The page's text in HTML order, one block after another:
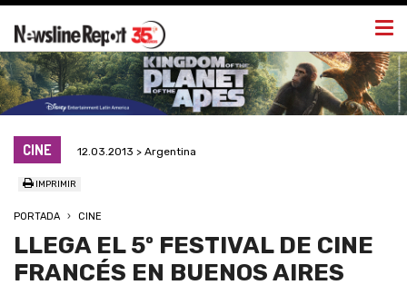
CINE 12.03.2013 > Argentina
IMPRIMIR
PORTADA CINE
LLEGA EL 5º FESTIVAL DE CINE
FRANCÉS EN BUENOS AIRES